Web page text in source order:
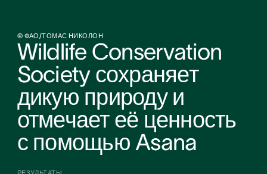
© ФАО/ТОМАС НИКОЛОН
Wildlife Conservation
Society сохраняет
дикую природу и
отмечает её ценность
с помощью Asana